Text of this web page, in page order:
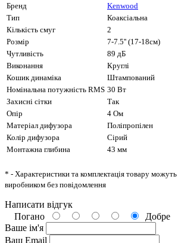
Бренд
Kenwood
Тип
Коаксіальна
Кількість смуг
2
Розмір
7-7.5'' (17-18см)
Чутливість
89 дБ
Виконання
Круглі
Кошик динаміка
Штампований
Номінальна потужність RMS 30 Вт
Захисні сітки
Так
Опір
4 Ом
Матеріал дифузора
Поліпропілен
Колір дифузора
Сірий
Монтажна глибина
43 мм
* - Характеристики та комплектація товару
виробником без повідомлення
Написати відгук
Погано
Добре
Ваше ім'я
Ваш Email